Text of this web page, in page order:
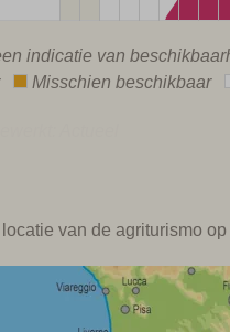
indicatie van
Misschien beschikbaar
van de agriturismo op